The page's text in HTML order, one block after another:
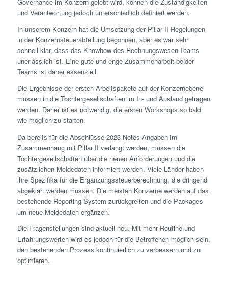
Governance im Konzern gelebt wird, können die Zuständigkeiten
und Verantwortung jedoch unterschiedlich definiert werden.
In unserem Konzern hat die Umsetzung der Pillar II-Regelungen
in der Konzern­steuerabteilung begonnen, aber es war sehr
schnell klar, dass das Knowhow des Rechnungswesen-Teams
unerlässlich ist. Eine gute und enge Zusammenarbeit beider
Teams ist daher essenziell.
Die Ergebnisse der ersten Arbeitspakete auf der Konzernebene
müssen in die Tochter­gesellschaften im In- und Ausland getragen
werden. Daher ist es notwendig, die ersten Workshops so bald
wie möglich zu starten.
Da bereits für die Abschlüsse 2023 Notes-Angaben im
Zusammenhang mit Pillar II verlangt werden, müssen die
Tochter­gesellschaften über die neuen Anforderungen und die
zusätzlichen Meldedaten informiert werden. Viele Länder haben
ihre Spezifika für die Ergänzungs­steuerberechnung, die dringend
abgeklärt werden müssen. Die meisten Konzerne werden auf das
bestehende Reporting-System zurückgreifen und die Packages
um neue Meldedaten ergänzen.
Die Fragen­stellungen sind aktuell neu. Mit mehr Routine und
Erfahrungs­werten wird es jedoch für die Betroffenen möglich sein,
den bestehenden Prozess kontinuierlich zu verbessern und zu
optimieren.